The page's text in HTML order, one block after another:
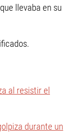
llevaba en su
al resistir el
durante un